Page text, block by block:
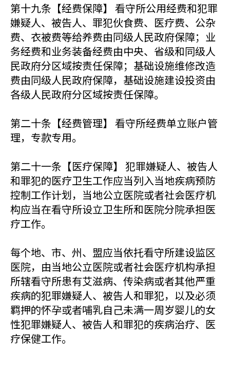
第十九条【经费保障】 看守所公用经费和犯罪
嫌疑人、被告人、罪犯伙食费、医疗费、公杂
费、衣被费等给养费由同级人民政府保障；业
务经费和业务装备经费由中央、省级和同级人
民政府分区域按责任保障；基础设施维修改造
费由同级人民政府保障，基础设施建设投资由
各级人民政府分区域按责任保障。
第二十条【经费管理】 看守所经费单立账户管
理，专款专用。
第二十一条【医疗保障】 犯罪嫌疑人、被告人
和罪犯的医疗卫生工作应当列入当地疾病预防
控制工作计划，当地公立医院或者社会医疗机
构应当在看守所设立卫生所和医院分院承担医
疗工作。
每个地、市、州、盟应当依托看守所建设监区
医院，由当地公立医院或者社会医疗机构承担
所辖看守所患有艾滋病、传染病或者其他严重
疾病的犯罪嫌疑人、被告人和罪犯，以及必须
羁押的怀孕或者哺乳自己未满一周岁婴儿的女
性犯罪嫌疑人、被告人和罪犯的疾病治疗、医
疗保健工作。